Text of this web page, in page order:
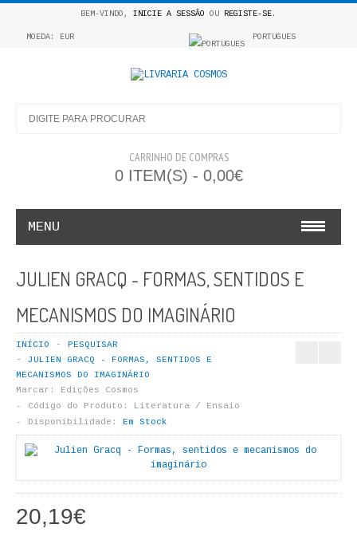
BEM-VINDO, INICIE A SESSÃO OU REGISTE-SE.
MOEDA: EUR PORTUGUES
CARRINHO DE COMPRAS
0 ITEM(S) - 0,00€
MENU
COLEÇÃO APRENDE A COLORIR
LIVROS DE PINTAR
INFANTO - JUVENIL
ANTROPOLOGIA E SOCIOLOGIA
COLEÇÃO RAÍZES
ARQUITECTURA
JULIEN GRACQ - FORMAS, SENTIDOS E
MECANISMOS DO IMAGINÁRIO
INÍCIO
PESQUISAR
JULIEN GRACQ - FORMAS, SENTIDOS E
MECANISMOS DO IMAGINÁRIO
Marcar:
Edições Cosmos
Código do Produto:
Literatura / Ensaio
Disponibilidade:
Em Stock
20,19€